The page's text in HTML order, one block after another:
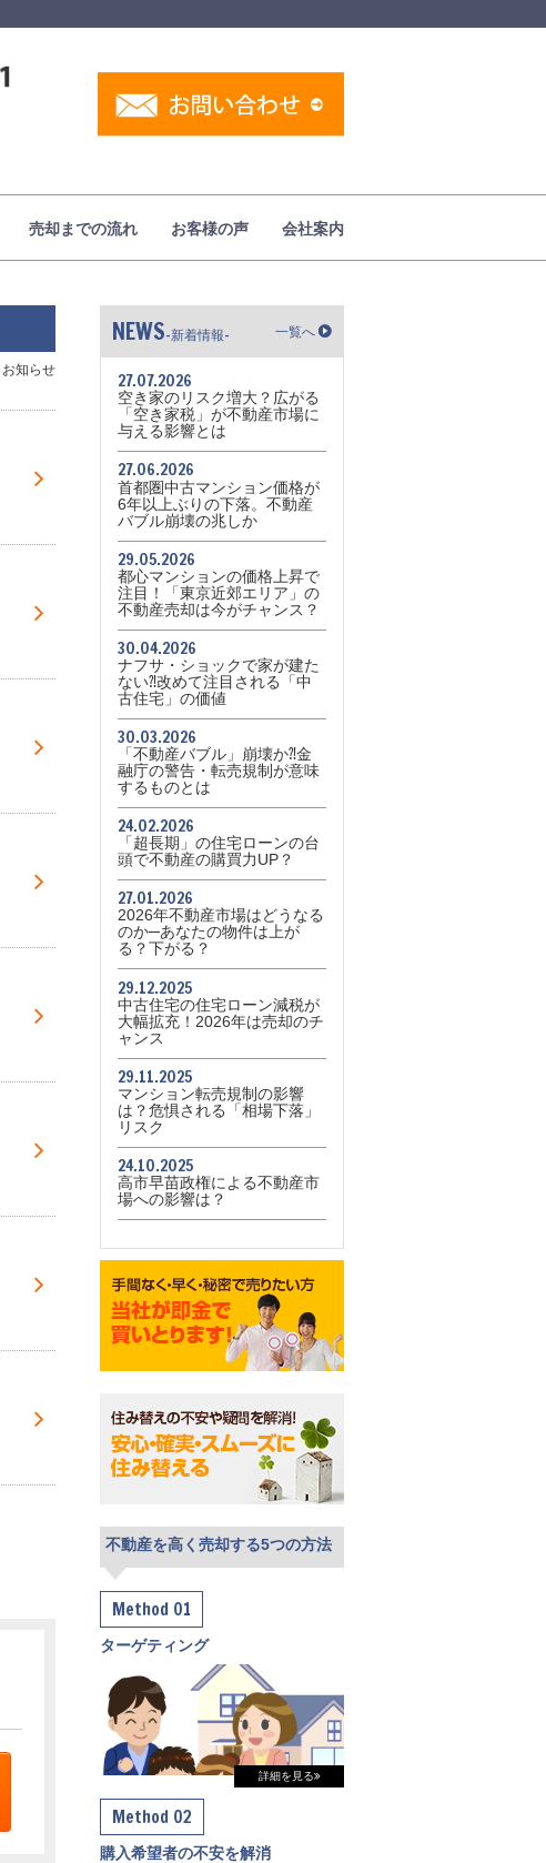
売却までの流れ お客様の声 会社案内
お知らせ
NEWS-新着情報- 一覧へ
27.07.2026
空き家のリスク増大？広がる
「空き家税」が不動産市場に
与える影響とは
27.06.2026
首都圏中古マンション価格が
6年以上ぶりの下落。不動産
バブル崩壊の兆しか
29.05.2026
都心マンションの価格上昇で
注目！「東京近郊エリア」の
不動産売却は今がチャンス？
30.04.2026
ナフサ・ショックで家が建た
ない⁈改めて注目される「中
古住宅」の価値
30.03.2026
「不動産バブル」崩壊か⁈金
融庁の警告・転売規制が意味
するものとは
24.02.2026
「超長期」の住宅ローンの台
頭で不動産の購買力UP？
27.01.2026
2026年不動産市場はどうなる
のか─あなたの物件は上が
る？下がる？
29.12.2025
中古住宅の住宅ローン減税が
大幅拡充！2026年は売却のチ
ャンス
29.11.2025
マンション転売規制の影響
は？危惧される「相場下落」
リスク
24.10.2025
高市早苗政権による不動産市
場への影響は？
不動産を高く売却する5つの方法
Method 01
ターゲティング
詳細を見る
Method 02
購入希望者の不安を解消